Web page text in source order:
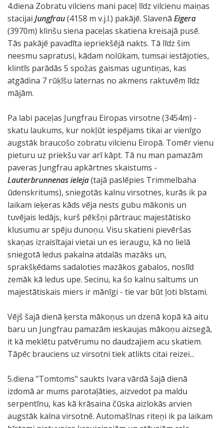
4.diena Zobratu vilciens mani paceļ līdz vilcienu maiņas
stacijai Jungfrau(4158 m v.j.l.) pakājē. Slavenā Eigera
(3970m) klinšu siena paceļas skatiena kreisajā pusē.
Tās pakājē pavadīta iepriekšējā nakts. Tā līdz šim
neesmu sapratusi, kādam nolūkam, tumsai iestājoties,
klintīs parādās 5 spožas gaismas uguntiņas, kas
atgādina 7 rūķīšu laternas no akmens raktuvēm līdz
mājām.
Pa labi paceļas Jungfrau Eiropas virsotne (3454m) -
skatu laukums, kur nokļūt iespējams tikai ar vienīgo
augstāk braucošo zobratu vilcienu Eiropā. Tomēr vienu
pieturu uz priekšu var arī kāpt. Tā nu man pamazām
paveras Jungfrau apkārtnes skaistums -
Lauterbrunnenas ieleja(tajā paslēpies Trimmelbaha
ūdenskritums), sniegotās kalnu virsotnes, kurās ik pa
laikam ieķeras kāds vēja nests gubu mākonis un
tuvējais ledājs, kurš pēkšņi pārtrauc majestātisko
klusumu ar spēju dunoņu. Visu skatieni pievēršas
skaņas izraisītajai vietai un es ieraugu, kā no lielā
sniegotā ledus pakalna atdalās mazāks un,
sprakšķēdams sadaloties mazākos gabalos, noslīd
zemāk kā ledus upe. Secinu, ka šo kalnu saltums un
majestātiskais miers ir mānīgi - tie var būt ļoti bīstami.
Vējš šajā dienā ķersta mākoņus un dzenā kopā kā aitu
baru un Jungfrau pamazām ieskaujas mākoņu aizsegā,
it kā meklētu patvērumu no daudzajiem acu skatiem.
Tāpēc brauciens uz virsotni tiek atlikts citai reizei...
5.diena "Tomtoms" saukts Ivara vārdā šajā dienā
izdomā ar mums parotaļāties, aizvedot pa maldu
serpentīnu, kas kā krāsaina čūska aizlokās arvien
augstāk kalna virsotnē. Automašīnas riteņi ik pa laikam